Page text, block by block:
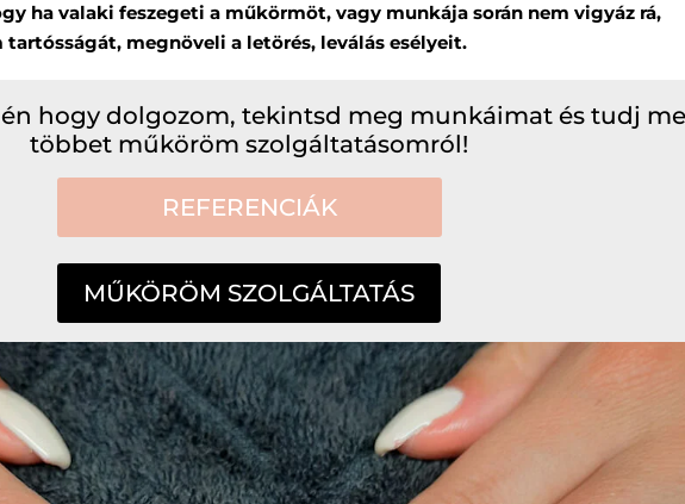
ha valaki feszegeti a műkörmöt, vagy munkája során nem vigyáz rá,
megnöveli a letörés, leválás esélyeit.
én hogy dolgozom, tekintsd meg munkáimat és tudj
többet műköröm szolgáltatásomról!
REFERENCIÁK
MŰKÖRÖM SZOLGÁLTATÁS